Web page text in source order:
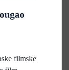
filmske